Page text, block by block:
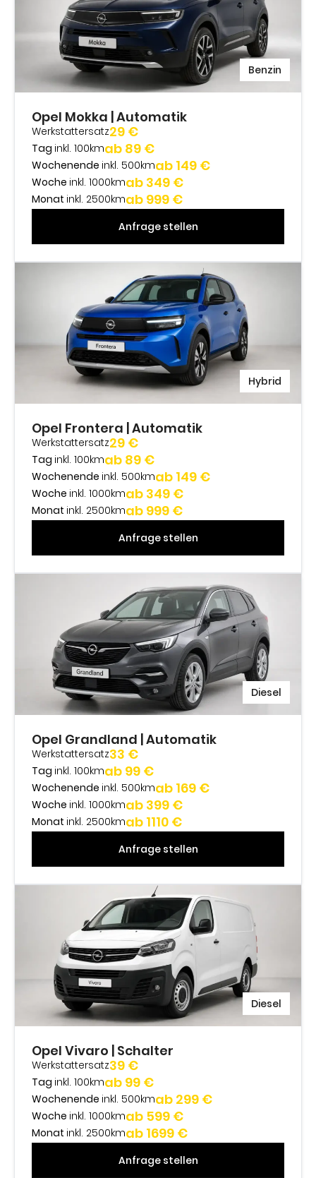
Benzin
Opel Mokka | Automatik
Werkstattersatz29 €
Tag inkl. 100kmab 89 €
Wochenende inkl. 500kmab 149 €
Woche inkl. 1000kmab 349 €
Monat inkl. 2500kmab 999 €
Anfrage stellen
Hybrid
Opel Frontera | Automatik
Werkstattersatz29 €
Tag inkl. 100kmab 89 €
Wochenende inkl. 500kmab 149 €
Woche inkl. 1000kmab 349 €
Monat inkl. 2500kmab 999 €
Anfrage stellen
Diesel
Opel Grandland | Automatik
Werkstattersatz33 €
Tag inkl. 100kmab 99 €
Wochenende inkl. 500kmab 169 €
Woche inkl. 1000kmab 399 €
Monat inkl. 2500kmab 1110 €
Anfrage stellen
Diesel
Opel Vivaro | Schalter
Werkstattersatz39 €
Tag inkl. 100kmab 99 €
Wochenende inkl. 500kmab 299 €
Woche inkl. 1000kmab 599 €
Monat inkl. 2500kmab 1699 €
Anfrage stellen